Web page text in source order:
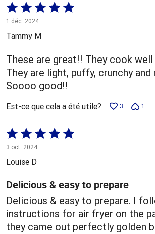
Coté
5 sur
5
1 déc. 2024
Tammy M
These are great!! They cook
They are light, puffy, crunchy and
Soooo good!!
Est-ce que cela a été utile? 3 1
Coté
5 sur
5
3 oct. 2024
Louise D
Delicious & easy to prepare
Delicious & easy to prepare. I
instructions for air fryer on the
they came out perfectly golden